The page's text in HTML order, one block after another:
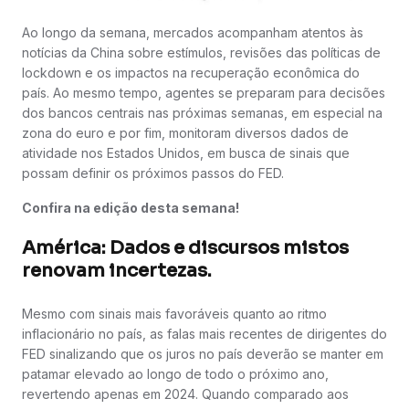
Ao longo da semana, mercados acompanham atentos às
notícias da China sobre estímulos, revisões das políticas de
lockdown e os impactos na recuperação econômica do
país. Ao mesmo tempo, agentes se preparam para decisões
dos bancos centrais nas próximas semanas, em especial na
zona do euro e por fim, monitoram diversos dados de
atividade nos Estados Unidos, em busca de sinais que
possam definir os próximos passos do FED.
Confira na edição desta semana!
América: Dados e discursos mistos
renovam incertezas.
Mesmo com sinais mais favoráveis quanto ao ritmo
inflacionário no país, as falas mais recentes de dirigentes do
FED sinalizando que os juros no país deverão se manter em
patamar elevado ao longo de todo o próximo ano,
revertendo apenas em 2024. Quando comparado aos